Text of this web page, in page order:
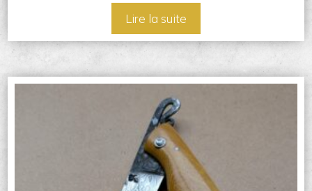
Lire la suite